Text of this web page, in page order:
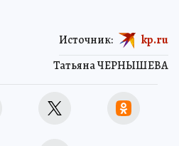
Татьяна ЧЕРНЫШЕВА
Источник: kp.ru